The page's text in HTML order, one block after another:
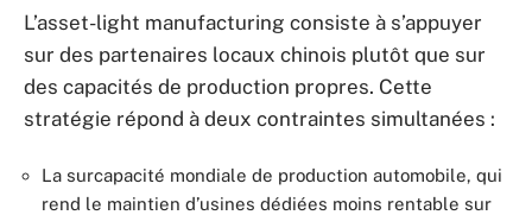
L’asset-light manufacturing consiste à s’appuyer
sur des partenaires locaux chinois plutôt que sur
des capacités de production propres. Cette
stratégie répond à deux contraintes simultanées :
La surcapacité mondiale de production automobile, qui
rend le maintien d’usines dédiées moins rentable sur